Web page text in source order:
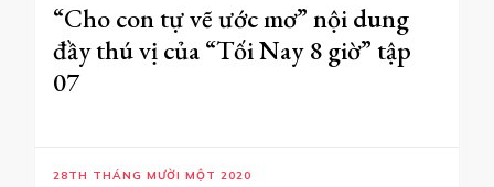
“Cho con tự vẽ ước mơ” nội dung
đầy thú vị của “Tối Nay 8 giờ” tập
07
28TH THÁNG MƯỜI MỘT 2020